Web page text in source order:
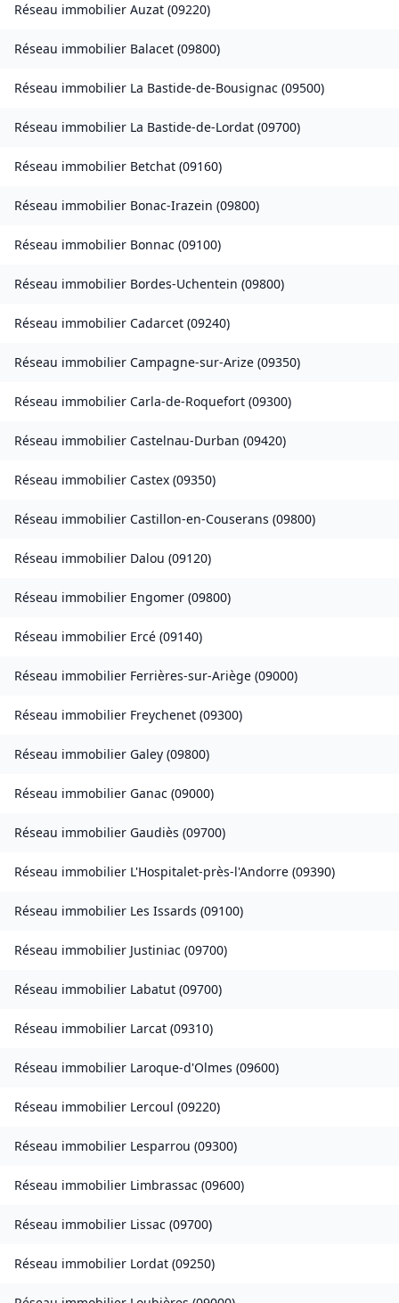
Réseau immobilier Auzat (09220)
Réseau immobilier Balacet (09800)
Réseau immobilier La Bastide-de-Bousignac (09500)
Réseau immobilier La Bastide-de-Lordat (09700)
Réseau immobilier Betchat (09160)
Réseau immobilier Bonac-Irazein (09800)
Réseau immobilier Bonnac (09100)
Réseau immobilier Bordes-Uchentein (09800)
Réseau immobilier Cadarcet (09240)
Réseau immobilier Campagne-sur-Arize (09350)
Réseau immobilier Carla-de-Roquefort (09300)
Réseau immobilier Castelnau-Durban (09420)
Réseau immobilier Castex (09350)
Réseau immobilier Castillon-en-Couserans (09800)
Réseau immobilier Dalou (09120)
Réseau immobilier Engomer (09800)
Réseau immobilier Ercé (09140)
Réseau immobilier Ferrières-sur-Ariège (09000)
Réseau immobilier Freychenet (09300)
Réseau immobilier Galey (09800)
Réseau immobilier Ganac (09000)
Réseau immobilier Gaudiès (09700)
Réseau immobilier L'Hospitalet-près-l'Andorre (09390)
Réseau immobilier Les Issards (09100)
Réseau immobilier Justiniac (09700)
Réseau immobilier Labatut (09700)
Réseau immobilier Larcat (09310)
Réseau immobilier Laroque-d'Olmes (09600)
Réseau immobilier Lercoul (09220)
Réseau immobilier Lesparrou (09300)
Réseau immobilier Limbrassac (09600)
Réseau immobilier Lissac (09700)
Réseau immobilier Lordat (09250)